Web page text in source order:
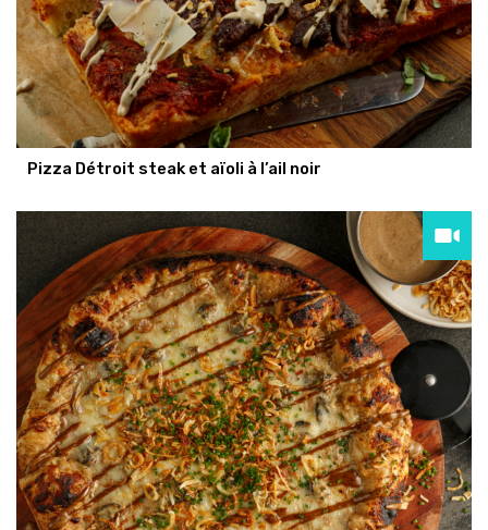
Pizza Détroit steak et aïoli à l’ail noir